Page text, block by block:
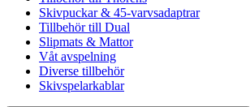
Skivpuckar & 45-varvsadaptrar
Tillbehör till Dual
Slipmats & Mattor
Våt avspelning
Diverse tillbehör
Skivspelarkablar